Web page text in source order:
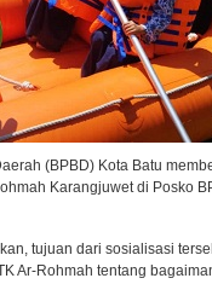
(BPBD) Kota Batu
Karangjuwet di Posko
tujuan dari sosialisasi
Ar-Rohmah tentang